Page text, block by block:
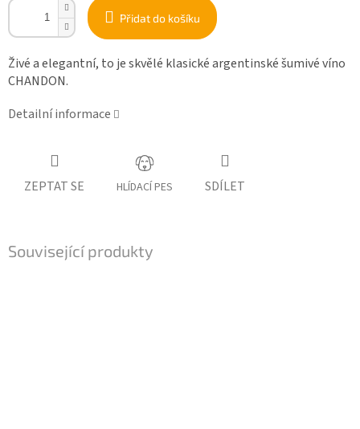
Přidat do košíku
Živé a elegantní, to je skvělé klasické argentinské šumivé víno
CHANDON.
Detailní informace
ZEPTAT SE HLÍDACÍ PES SDÍLET
Související produkty